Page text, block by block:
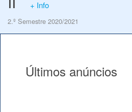
+ Info
2.º Semestre 2020/2021
Últimos anúncios